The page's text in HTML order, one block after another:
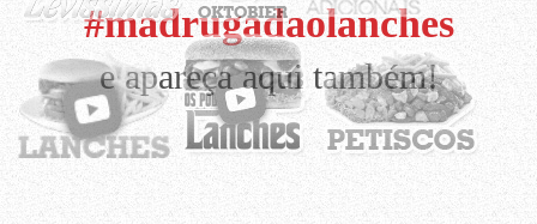
#madrugadaolanches
e apareça aqui também!